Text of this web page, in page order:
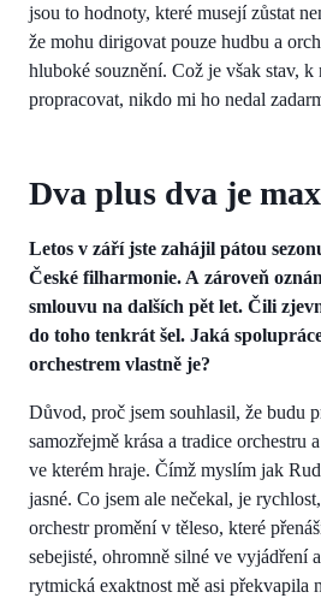
jsou to hodnoty, které musejí zůstat
že mohu dirigovat pouze hudbu a
hluboké souznění. Což je však stav, k
propracovat, nikdo mi ho nedal
Dva plus dva je
Letos v září jste zahájil pátou
České filharmonie. A zároveň
smlouvu na dalších pět let. Čili
do toho tenkrát šel. Jaká
orchestrem vlastně je?
Důvod, proč jsem souhlasil, že budu
samozřejmě krása a tradice orchestru
ve kterém hraje. Čímž myslím jak
jasné. Co jsem ale nečekal, je
orchestr promění v těleso, které
sebejisté, ohromně silné ve vyjádření
rytmická exaktnost mě asi překvapila